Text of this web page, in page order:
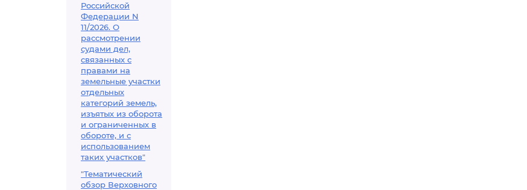
Российской
Федерации N
11/2026. О
рассмотрении
судами дел,
связанных с
правами на
земельные участки
отдельных
категорий земель,
изъятых из оборота
и ограниченных в
обороте, и с
использованием
таких участков"
"Тематический
обзор Верховного